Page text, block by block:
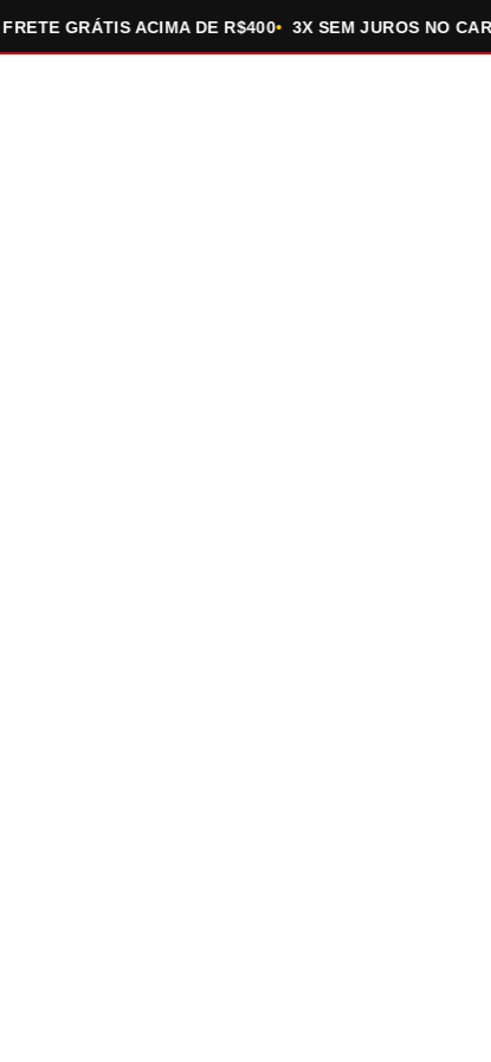
GRÁTIS ACIMA DE R$400 3X SEM JUROS NO CARTÃO